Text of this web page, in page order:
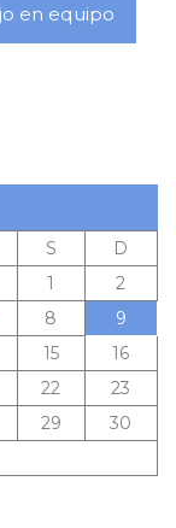
en equipo
S
D
1
2
8
9
15
16
22
23
29
30